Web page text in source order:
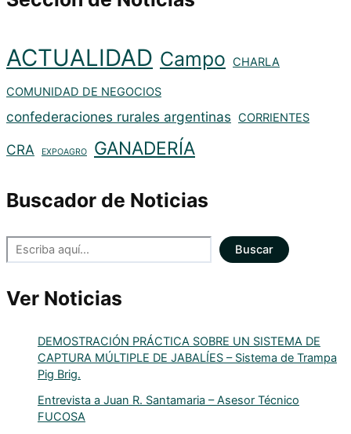
ACTUALIDAD Campo CHARLA
COMUNIDAD DE NEGOCIOS
confederaciones rurales argentinas CORRIENTES
CRA EXPOAGRO GANADERÍA
Buscador de Noticias
Buscar
Ver Noticias
DEMOSTRACIÓN PRÁCTICA SOBRE UN SISTEMA DE
CAPTURA MÚLTIPLE DE JABALÍES – Sistema de Trampa
Pig Brig.
Entrevista a Juan R. Santamaria – Asesor Técnico
FUCOSA